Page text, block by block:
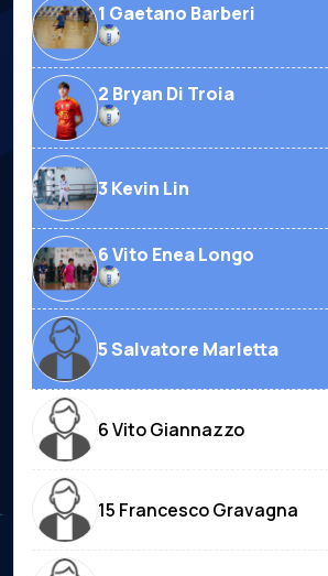
1 Gaetano Barberi
2 Bryan Di Troia
3 Kevin Lin
6 Vito Enea Longo
5 Salvatore Marletta
6 Vito Giannazzo
15 Francesco Gravagna